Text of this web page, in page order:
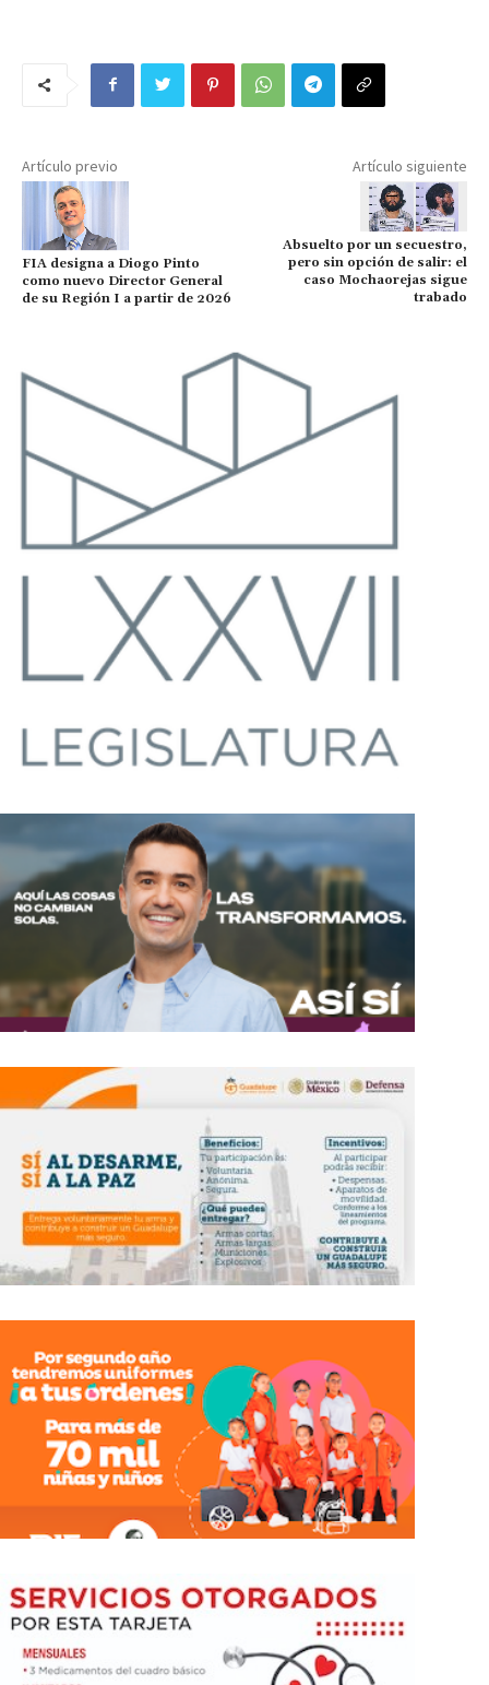
Artículo previo
FIA designa a Diogo Pinto
como nuevo Director General
de su Región I a partir de 2026
Artículo siguiente
Absuelto por un secuestro,
pero sin opción de salir: el
caso Mochaorejas sigue
trabado